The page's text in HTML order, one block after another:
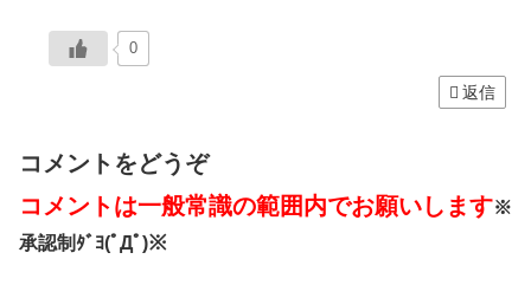
0
返信
コメントをどうぞ
コメントは一般常識の範囲内でお願いします※
承認制ﾀﾞﾖ(ﾟДﾟ)※